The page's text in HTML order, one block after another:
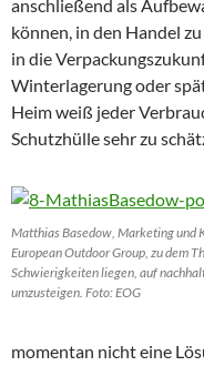
anschließend als
können, in den Handel
in die
Winterlagerung oder
Heim weiß jeder
Schutzhülle sehr zu
Matthias Basedow, Marketing und
European Outdoor Group, zu dem
Schwierigkeiten liegen, auf
umzusteigen. Foto: EOG
momentan nicht eine